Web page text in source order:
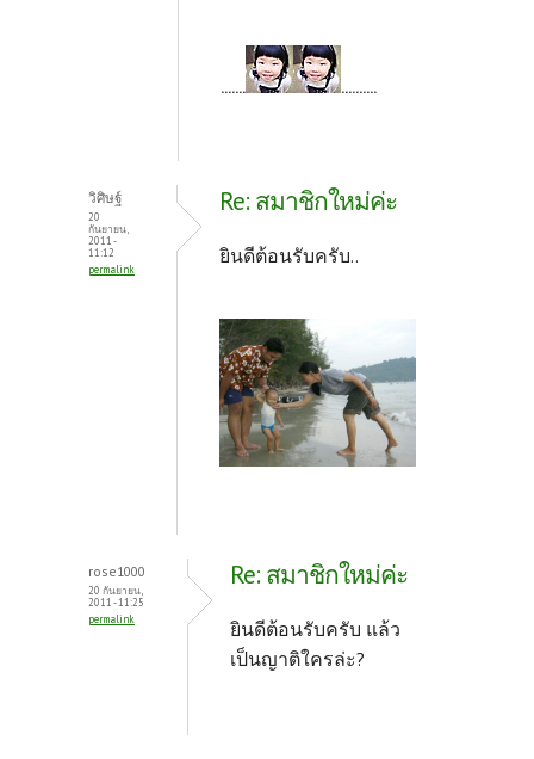
....... ..........
วิศิษฐ์
20
กันยายน,
2011 -
11:12
permalink
Re: สมาชิกใหม่ค่ะ
ยินดีต้อนรับครับ..
rose1000
20 กันยายน,
2011 - 11:25
permalink
Re: สมาชิกใหม่ค่ะ
ยินดีต้อนรับครับ แล้ว
เป็นญาติใครล่ะ?